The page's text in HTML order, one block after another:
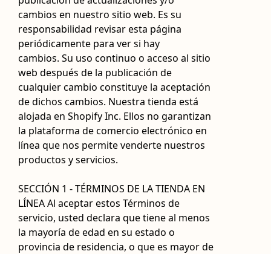
cambios en nuestro sitio web. Es su
responsabilidad revisar esta página
periódicamente para ver si hay
cambios. Su uso continuo o acceso al sitio
web después de la publicación de
cualquier cambio constituye la aceptación
de dichos cambios. Nuestra tienda está
alojada en Shopify Inc. Ellos no garantizan
la plataforma de comercio electrónico en
línea que nos permite venderte nuestros
productos y servicios.
SECCIÓN 1 - TÉRMINOS DE LA TIENDA EN
LÍNEA Al aceptar estos Términos de
servicio, usted declara que tiene al menos
la mayoría de edad en su estado o
provincia de residencia, o que es mayor de